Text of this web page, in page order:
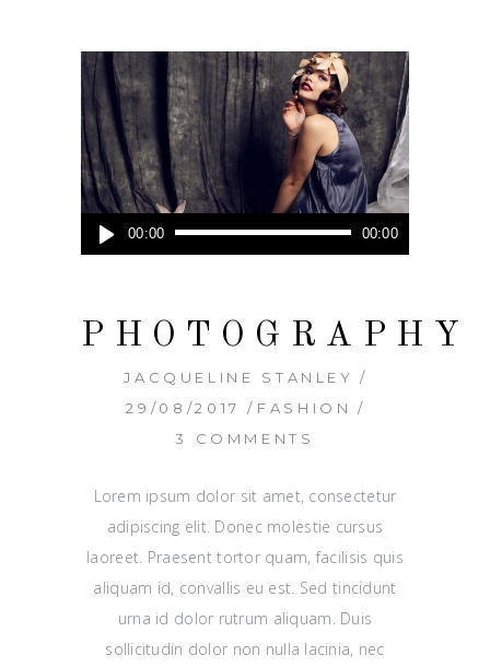
Audio
Player
00:00 00:00
PHOTOGRAPHY
JACQUELINE STANLEY
29/08/2017
FASHION
3 COMMENTS
Lorem ipsum dolor sit amet, consectetur
adipiscing elit. Donec molestie cursus
laoreet. Praesent tortor quam, facilisis quis
aliquam id, convallis eu est. Sed tincidunt
urna id dolor rutrum aliquam. Duis
sollicitudin dolor non nulla lacinia, nec